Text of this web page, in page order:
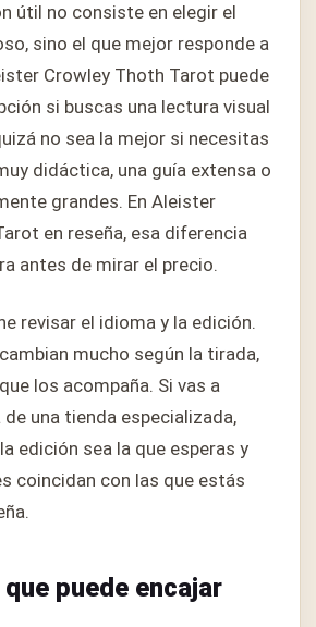
útil no consiste en elegir el
sino el que mejor responde a
Crowley Thoth Tarot puede
si buscas una lectura visual
no sea la mejor si necesitas
didáctica, una guía extensa o
grandes. En Aleister
en reseña, esa diferencia
antes de mirar el precio.
revisar el idioma y la edición.
mucho según la tirada,
los acompaña. Si vas a
una tienda especializada,
edición sea la que esperas y
coincidan con las que estás
puede encajar